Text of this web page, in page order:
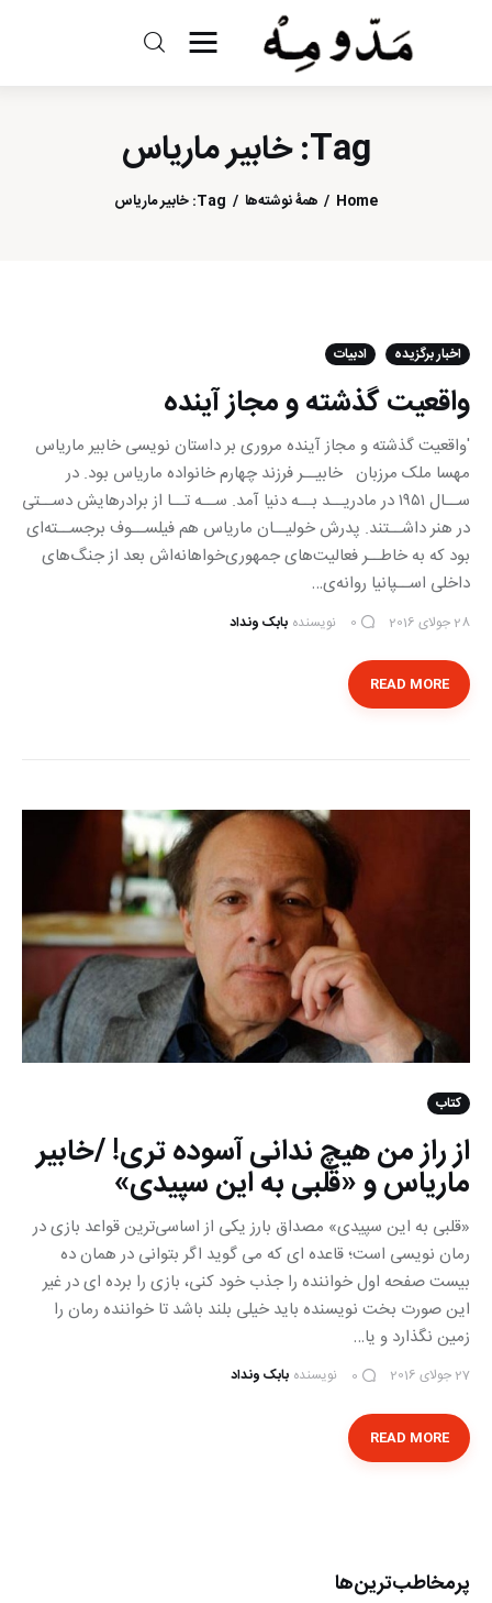
Tag: خابیر ماریاس
Home همهٔ نوشته‌ها Tag: خابیر ماریاس
مد و مه
ادبیات
سینما
درباره مااخبار برگزیده ادبیات
واقعیت گذشته و مجاز آینده
'واقعیت گذشته و مجاز آینده مروری بر داستان نویسی خابیر ماریاس
مهسا ملک مرزبان خابیــر فرزند چهارم خانواده ماریاس بود. در
ســال ۱۹۵۱ در مادریــد بــه دنیا آمد. ســه تــا از برادرهایش دســتی
در هنر داشــتند. پدرش خولیــان ماریاس هم فیلســوف برجســته‌ای
بود که به خاطــر فعالیت‌های جمهوری‌خواهانه‌اش بعد از جنگ‌های
داخلی اســپانیا روانه‌ی…
28 جولای 2016 0 نویسنده بابک ونداد
READ MORE
کتاب
از راز من هیچ ندانی آسوده تری! /خابیر
ماریاس و «قلبی به این سپیدی»
«قلبی به این سپیدی» مصداق بارز یکی از اساسی‌ترین قواعد بازی در
رمان نویسی است؛ قاعده ای که می گوید اگر بتوانی در همان ده
بیست صفحه اول خواننده را جذب خود کنی، بازی را برده ای در غیر
این صورت بخت نویسنده باید خیلی بلند باشد تا خواننده رمان را
زمین نگذارد و یا…
27 جولای 2016 0 نویسنده بابک ونداد
READ MORE
پرمخاطب‌ترین‌ها